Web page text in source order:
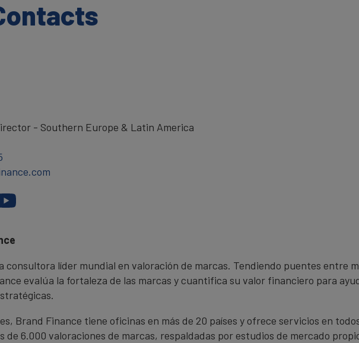
- Southern Europe & Latin America
consultora líder mundial en valoración de marcas. Tendiendo puentes entre
evalúa la fortaleza de las marcas y cuantifica su valor financiero para
Brand Finance tiene oficinas en más de 20 países y ofrece servicios en
de 6.000 valoraciones de marcas, respaldadas por estudios de mercado